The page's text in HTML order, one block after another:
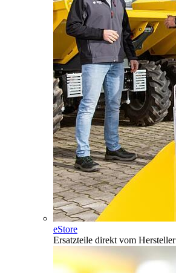
eStore
Ersatzteile direkt vom Hersteller